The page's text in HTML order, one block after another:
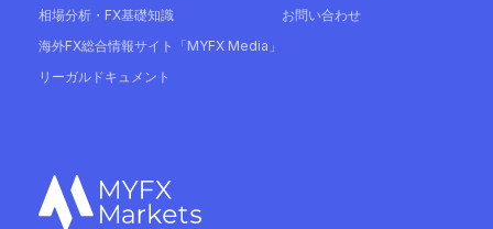
相場分析・FX基礎知識
海外FX総合情報サイト「MYFX Media」
リーガルドキュメント
お問い合わせ